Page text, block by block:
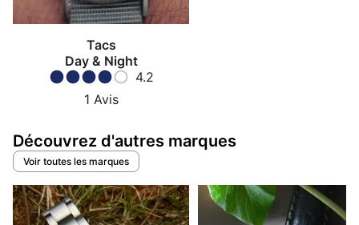
Tacs
Day & Night
4.2
1 Avis
Découvrez d'autres marques
Voir toutes les marques